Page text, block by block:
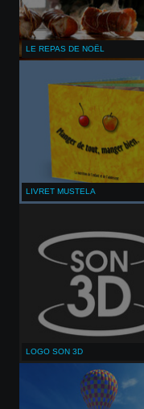
LE REPAS DE NOËL
LIVRET MUSTELA
LOGO SON 3D